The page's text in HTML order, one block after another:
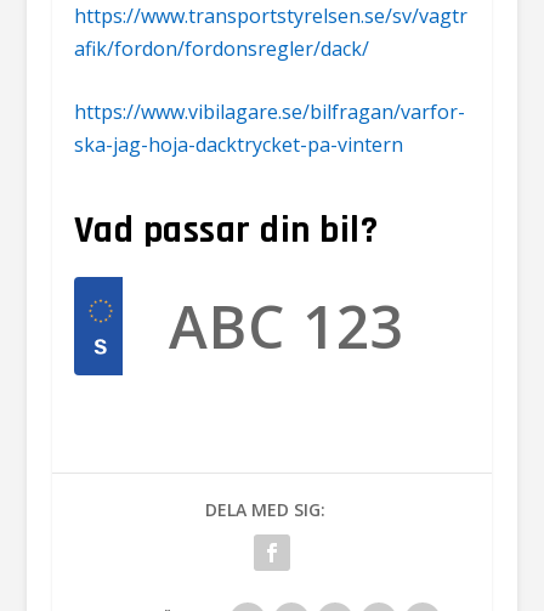
https://www.transportstyrelsen.se/sv/vagtr
afik/fordon/fordonsregler/dack/
https://www.vibilagare.se/bilfragan/varfor-
ska-jag-hoja-dacktrycket-pa-vintern
Vad passar din bil?
DELA MED SIG: